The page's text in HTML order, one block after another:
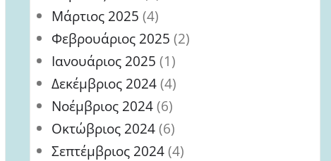
Μάρτιος 2025 (4)
Φεβρουάριος 2025 (2)
Ιανουάριος 2025 (1)
Δεκέμβριος 2024(4)
Νοέμβριος 2024(6)
Οκτώβριος 2024(6)
Σεπτέμβριος 2024(4)